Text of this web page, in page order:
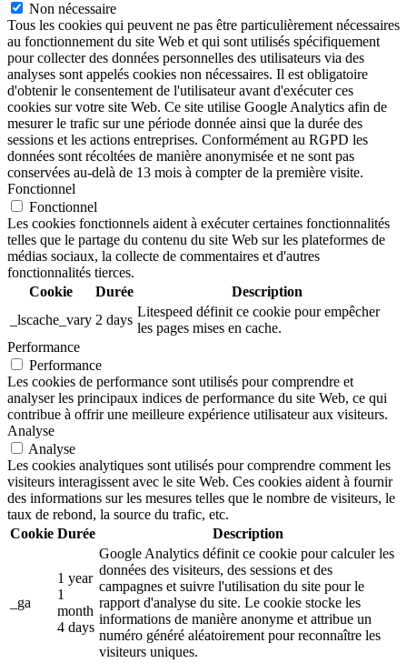
Non nécessaire
Tous les cookies qui peuvent ne pas être particulièrement nécessaires
au fonctionnement du site Web et qui sont utilisés spécifiquement
pour collecter des données personnelles des utilisateurs via des
analyses sont appelés cookies non nécessaires. Il est obligatoire
d'obtenir le consentement de l'utilisateur avant d'exécuter ces
cookies sur votre site Web. Ce site utilise Google Analytics afin de
mesurer le trafic sur une période donnée ainsi que la durée des
sessions et les actions entreprises. Conformément au RGPD les
données sont récoltées de manière anonymisée et ne sont pas
conservées au-delà de 13 mois à compter de la première visite.
Fonctionnel
Fonctionnel
Les cookies fonctionnels aident à exécuter certaines fonctionnalités
telles que le partage du contenu du site Web sur les plateformes de
médias sociaux, la collecte de commentaires et d'autres
fonctionnalités tierces.
Cookie
Durée
Description
_lscache_vary 2 days
Litespeed définit ce cookie pour empêcher
les pages mises en cache.
Performance
Performance
Les cookies de performance sont utilisés pour comprendre et
analyser les principaux indices de performance du site Web, ce qui
contribue à offrir une meilleure expérience utilisateur aux visiteurs.
Analyse
Analyse
Les cookies analytiques sont utilisés pour comprendre comment les
visiteurs interagissent avec le site Web. Ces cookies aident à fournir
des informations sur les mesures telles que le nombre de visiteurs, le
taux de rebond, la source du trafic, etc.
Cookie Durée Description
_ga
1 year
1
month
4 days
Google Analytics définit ce cookie pour calculer les
données des visiteurs, des sessions et des
campagnes et suivre l'utilisation du site pour le
rapport d'analyse du site. Le cookie stocke les
informations de manière anonyme et attribue un
numéro généré aléatoirement pour reconnaître les
visiteurs uniques.